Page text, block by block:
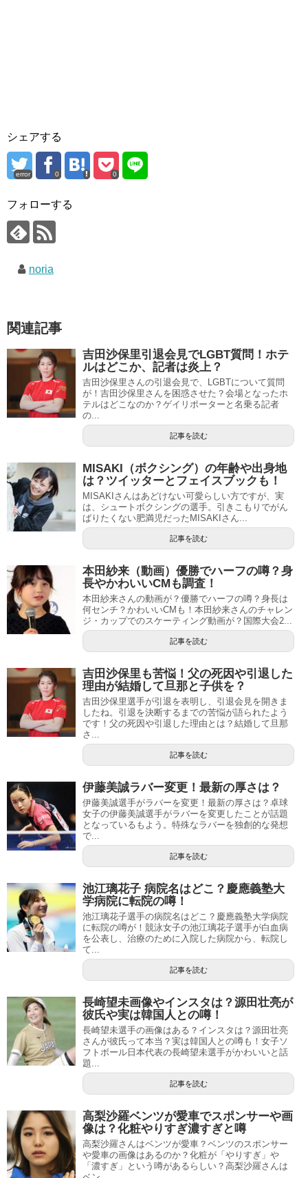
シェアする
error 0 0
フォローする
noria
関連記事
吉田沙保里引退会見でLGBT質問！ホテ
ルはどこか、記者は炎上？
吉田沙保里さんの引退会見で、LGBTについて質問
が！吉田沙保里さんを困惑させた？会場となったホ
テルはどこなのか？ゲイリポーターと名乗る記者
の...
記事を読む
MISAKI（ボクシング）の年齢や出身地
は？ツイッターとフェイスブックも！
MISAKIさんはあどけない可愛らしい方ですが、実
は、シュートボクシングの選手。引きこもりでがん
ばりたくない肥満児だったMISAKIさん...
記事を読む
本田紗来（動画）優勝でハーフの噂？身
長やかわいいCMも調査！
本田紗来さんの動画が？優勝でハーフの噂？身長は
何センチ？かわいいCMも！本田紗来さんのチャレン
ジ・カップでのスケーティング動画が？国際大会2...
記事を読む
吉田沙保里も苦悩！父の死因や引退した
理由が結婚して旦那と子供を？
吉田沙保里選手が引退を表明し、引退会見を開きま
したね。引退を決断するまでの苦悩が語られたよう
です！父の死因や引退した理由とは？結婚して旦那
さ...
記事を読む
伊藤美誠ラバー変更！最新の厚さは？
伊藤美誠選手がラバーを変更！最新の厚さは？卓球
女子の伊藤美誠選手がラバーを変更したことが話題
となっているもよう。特殊なラバーを独創的な発想
で...
記事を読む
池江璃花子 病院名はどこ？慶應義塾大
学病院に転院の噂！
池江璃花子選手の病院名はどこ？慶應義塾大学病院
に転院の噂が！競泳女子の池江璃花子選手が白血病
を公表し、治療のために入院した病院から、転院し
て...
記事を読む
長崎望未画像やインスタは？源田壮亮が
彼氏や実は韓国人との噂！
長崎望未選手の画像はある？インスタは？源田壮亮
さんが彼氏って本当？実は韓国人との噂も！女子ソ
フトボール日本代表の長崎望未選手がかわいいと話
題...
記事を読む
高梨沙羅ベンツが愛車でスポンサーや画
像は？化粧やりすぎ濃すぎと噂
高梨沙羅さんはベンツが愛車？ベンツのスポンサー
や愛車の画像はあるのか？化粧が「やりすぎ」や
「濃すぎ」という噂があるらしい？高梨沙羅さんは